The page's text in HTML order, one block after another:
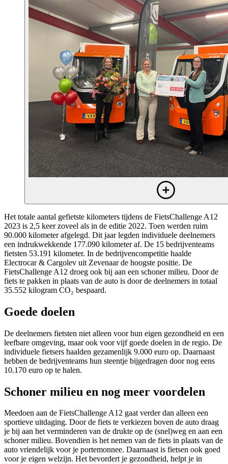
Het totale aantal gefietste kilometers tijdens de FietsChallenge A12
2023 is 2,5 keer zoveel als in de editie 2022. Toen werden ruim
90.000 kilometer afgelegd. Dit jaar legden individuele deelnemers
een indrukwekkende 177.090 kilometer af. De 15 bedrijventeams
fietsten 53.191 kilometer. In de bedrijvencompetitie haalde
Electrocar & Cargolev uit Zevenaar de hoogste positie. De
FietsChallenge A12 droeg ook bij aan een schoner milieu. Door de
fiets te pakken in plaats van de auto is door de deelnemers in totaal
35.552 kilogram CO₂ bespaard.
Goede doelen
De deelnemers fietsten niet alleen voor hun eigen gezondheid en een
leefbare omgeving, maar ook voor vijf goede doelen in de regio. De
individuele fietsers haalden gezamenlijk 9.000 euro op. Daarnaast
hebben de bedrijventeams hun steentje bijgedragen door nog eens
10.170 euro op te halen.
Schoner milieu en nog meer voordelen
Meedoen aan de FietsChallenge A12 gaat verder dan alleen een
sportieve uitdaging. Door de fiets te verkiezen boven de auto draag
je bij aan het verminderen van de drukte op de (snel)weg en aan een
schoner milieu. Bovendien is het nemen van de fiets in plaats van de
auto vriendelijk voor je portemonnee. Daarnaast is fietsen ook goed
voor je eigen welzijn. Het bevordert je gezondheid, helpt je in